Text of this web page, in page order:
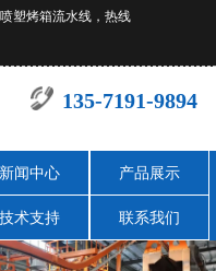
塑烤箱流水线，热线
135-7191-9894
新闻中心 产品展示
技术支持 联系我们